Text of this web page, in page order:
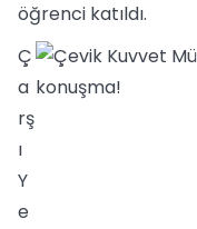
öğrenci katıldı.
Ç
a
rş
ı
Y
e